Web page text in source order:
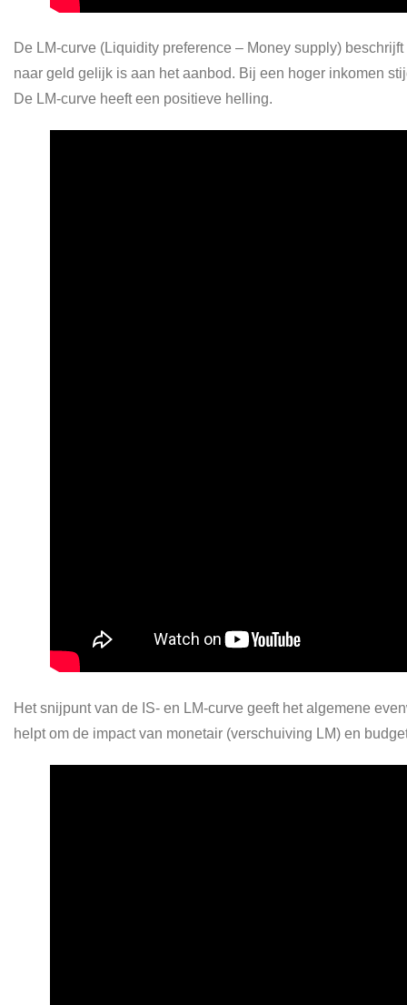
De LM-curve (Liquidity preference – Money supply)
naar geld gelijk is aan het aanbod. Bij een hoger inkomen
De LM-curve heeft een positieve helling.
Het snijpunt van de IS- en LM-curve geeft het algemene
helpt om de impact van monetair (verschuiving LM) en